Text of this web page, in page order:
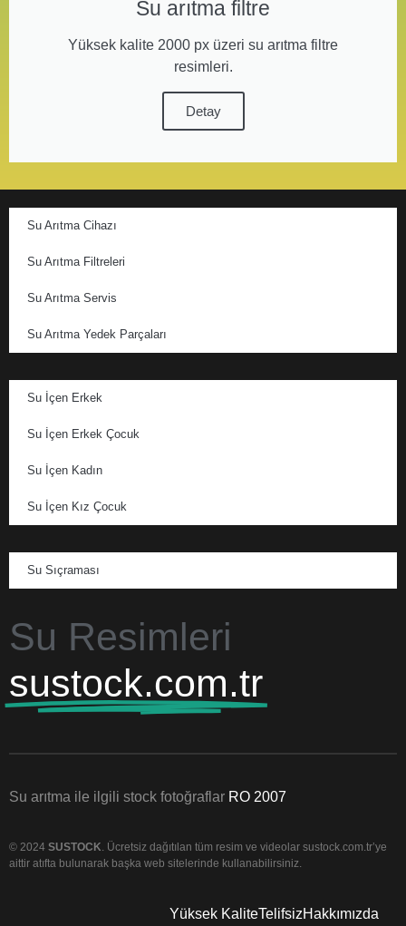
Su arıtma filtre
Yüksek kalite 2000 px üzeri su arıtma filtre
resimleri.
Detay
Su Arıtma Cihazı
Su Arıtma Filtreleri
Su Arıtma Servis
Su Arıtma Yedek Parçaları
Su İçen Erkek
Su İçen Erkek Çocuk
Su İçen Kadın
Su İçen Kız Çocuk
Su Sıçraması
Su Resimleri
sustock.com.tr
Su arıtma ile ilgili stock fotoğraflar RO 2007
© 2024 SUSTOCK. Ücretsiz dağıtılan tüm resim ve videolar sustock.com.tr’ye
aittir atıfta bulunarak başka web sitelerinde kullanabilirsiniz.
Yüksek KaliteTelifsizHakkımızda